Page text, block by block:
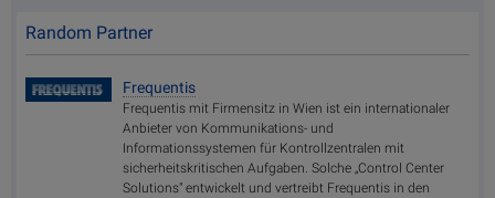
Random Partner
Frequentis
Frequentis mit Firmensitz in Wien ist ein internationaler
Anbieter von Kommunikations- und
Informationssystemen für Kontrollzentralen mit
sicherheitskritischen Aufgaben. Solche „Control Center
Solutions" entwickelt und vertreibt Frequentis in den